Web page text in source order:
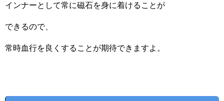
インナーとして常に磁石を身に着けることが
できるので、
常時血行を良くすることが期待できますよ。